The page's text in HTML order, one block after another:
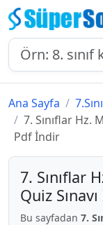
Ana Sayfa
7. Sınıflar Hz.
Pdf İndir
7. Sınıflar
Quiz
Bu sayfadan 7.